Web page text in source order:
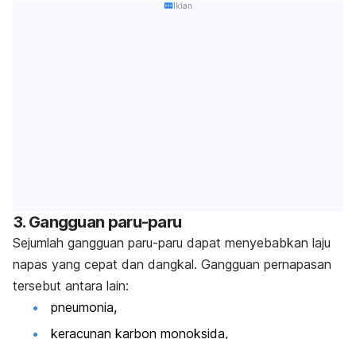
Iklan
3. Gangguan paru-paru
Sejumlah gangguan paru-paru dapat menyebabkan laju
napas yang cepat dan dangkal. Gangguan pernapasan
tersebut antara lain:
pneumonia,
keracunan karbon monoksida,